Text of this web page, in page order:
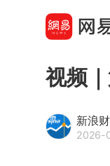
视频
新浪
2026-